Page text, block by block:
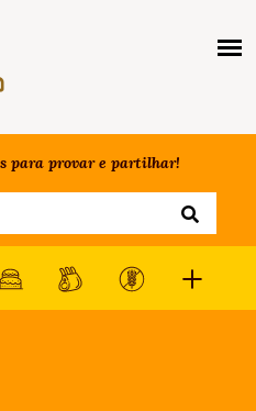
para provar e partilhar!